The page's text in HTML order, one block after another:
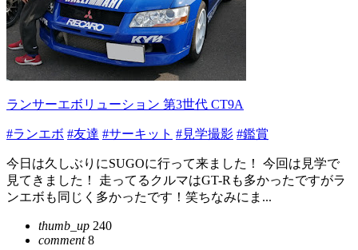
ランサーエボリューション 第3世代 CT9A
#ランエボ #友達 #サーキット #見学撮影 #鑑賞
今日は久しぶりにSUGOに行って来ました！ 今回は見学で
見てきました！ 走ってるクルマはGT-Rも多かったですがラ
ンエボも同じく多かったです！笑ちなみにま...
thumb_up 240
comment8